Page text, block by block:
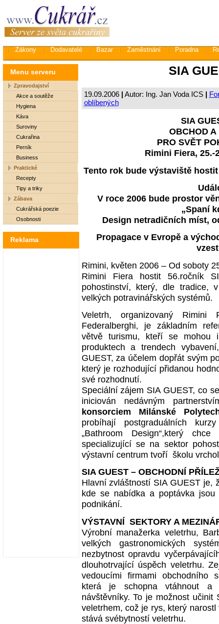
Zákony Dodavatelé Bazar Zaměstnání Poradna
Menu serveru
Zpravodajství
Akce a soutěže
Hygiena
Káva
Suroviny
Cukrařina
Perník
Business
Praktické
Recepty
Tipy a triky
Zábava
Cukrářská poezie
Osobnosti
Reklama
SIA
19.09.2006 | Autor: Ing. Jan Voda ICS |
oblíbených
SIA
OBCHOD A
PRO SVĚT
Rimini Fiera, 25.-
Tento rok bude výstaviště
V roce 2006 bude prostor
„Spaní
Design netradičních míst,
Propagace v Evropě a
Rimini, květen 2006 – Od soboty
Rimini Fiera hostit 56.ročník
pohostinství, který, dle tradice,
velkých potravinářských systémů.
Veletrh, organizovaný
Federalberghi, je základním
větvě turismu, kteří se mohou
produktech a trendech
GUEST, za účelem dopřát svým
který je rozhodující přidanou
své rozhodnutí.
Speciální zájem SIA GUEST, co
iniciován nedávným
konsorciem Milánské
probíhají postgraduálních
„Bathroom Design“,který
specializující se na sektor
výstavní centrum tvoří školu
SIA GUEST – OBCHODNÍ
Hlavní zvláštností SIA GUEST je,
kde se nabídka a poptávka
podnikání.
VÝSTAVNÍ SEKTORY A
Výrobní manažerka veletrhu,
velkých gastronomických
nezbytnost opravdu
dlouhotrvající úspěch veletrhu.
vedoucími firmami obchodního
která je schopna vtáhnout a
návštěvníky. To je možnost
veletrhem, což je rys, který
stává svébytností veletrhu.